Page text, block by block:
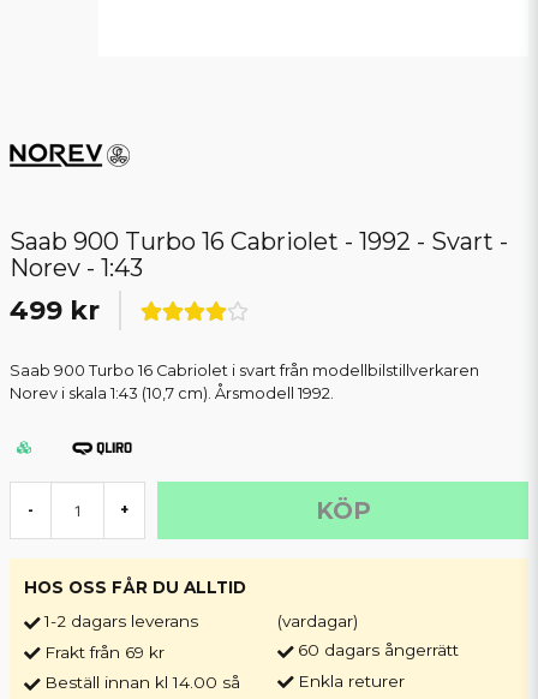
Saab 900 Turbo 16 Cabriolet - 1992 - Svart -
Norev - 1:43
499 kr
Saab 900 Turbo 16 Cabriolet i svart från modellbilstillverkaren
Norev i skala 1:43 (10,7 cm). Årsmodell 1992.
- + KÖP
HOS OSS FÅR DU ALLTID
1-2 dagars leverans
Frakt från 69 kr
Beställ innan kl 14.00 så
(vardagar)
60 dagars ångerrätt
Enkla returer